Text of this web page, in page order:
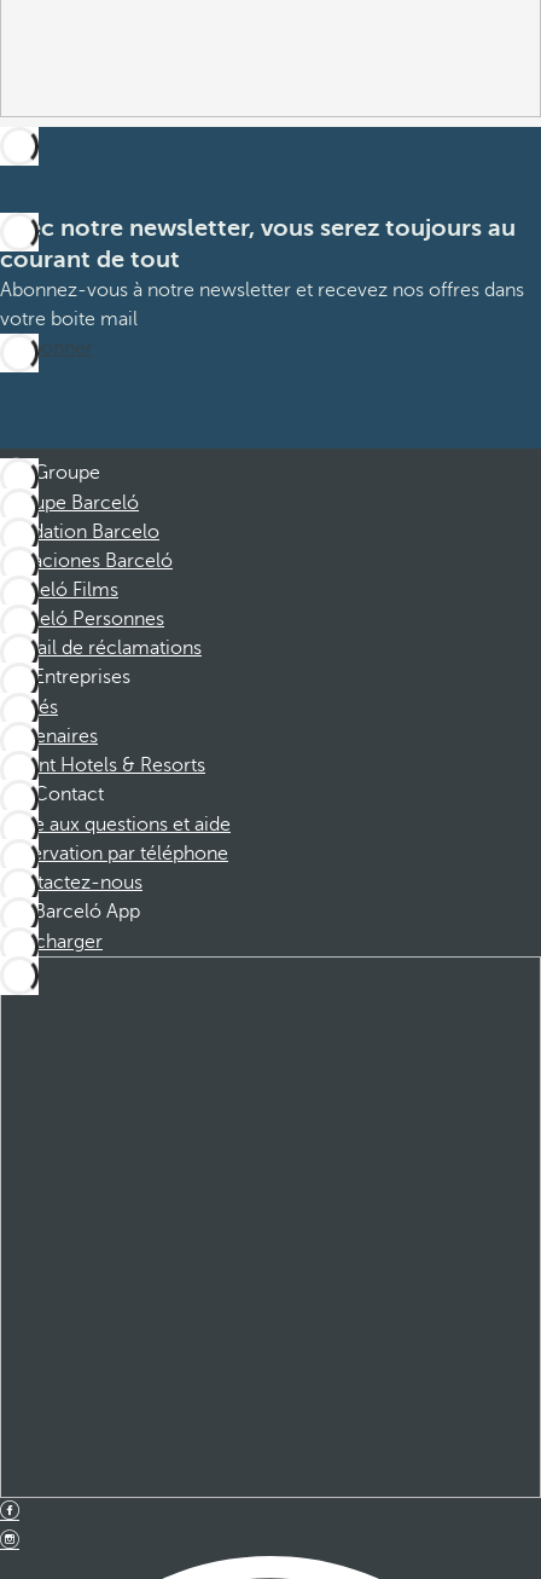
Avec notre newsletter, vous serez toujours au
courant de tout
Abonnez-vous à notre newsletter et recevez nos offres dans
votre boite mail
M’abonner
Groupe
Groupe Barceló
Fondation Barcelo
Vacaciones Barceló
Barceló Films
Barceló Personnes
Portail de réclamations
Entreprises
Affiliés
Partenaires
Dorint Hotels & Resorts
Contact
Foire aux questions et aide
Réservation par téléphone
Contactez-nous
Barceló App
Télécharger